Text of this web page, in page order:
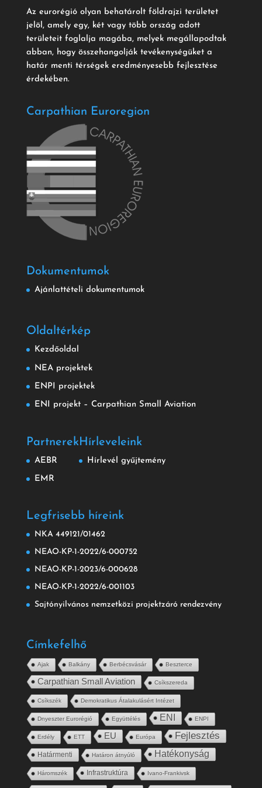
Az eurorégió olyan behatárolt földrajzi területet
jelöl, amely egy, két vagy több ország adott
területeit foglalja magába, melyek megállapodtak
abban, hogy összehangolják tevékenységüket a
határ menti térségek eredményesebb fejlesztése
érdekében.
Carpathian Euroregion
Dokumentumok
Ajánlattételi dokumentumok
Oldaltérkép
Kezdőoldal
NEA projektek
ENPI projektek
ENI projekt – Carpathian Small Aviation
Partnerek
AEBR
EMR
Hírleveleink
Hírlevél gyűjtemény
Legfrisebb híreink
NKA 449121/01462
NEAO-KP-1-2022/6-000752
NEAO-KP-1-2023/6-000628
NEAO-KP-1-2022/6-001103
Sajtónyilvános nemzetközi projektzáró rendezvény
Címkefelhő
Ajak Balkány Berbécsvásár Beszterce
Carpathian Small Aviation Csíkszereda
Csíkszék Demokratikus Átalakulásért Intézet
Dnyeszter Eurorégió Együttélés ENI ENPI
Erdély ETT EU Európa Fejlesztés
Határmenti Határon átnyúló Hatékonyság
Háromszék Infrastruktúra Ivano-Frankivsk